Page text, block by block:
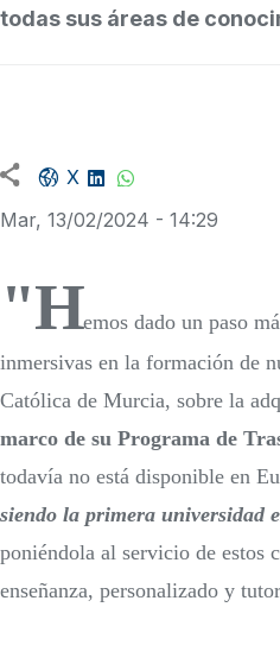
todas sus áreas de
Facebook share
X LinkedIn
Mar, 13/02/2024 - 14:29
"Hemos dado un paso
inmersivas en la formación de
Católica de Murcia, sobre la
marco de su Programa de
todavía no está disponible en
siendo la primera universidad
poniéndola al servicio de estos
enseñanza, personalizado y